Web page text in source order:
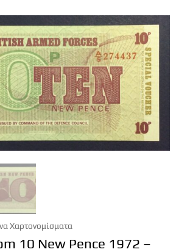
Χαρτονομίσματα
10 New Pence 1972 –